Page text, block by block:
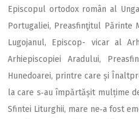
Episcopul ortodox român al
Portugaliei, Preasfinţitul Părinte
Lugojanul, Episcop- vicar al
Arhiepiscopiei Aradului,
Hunedoarei, printre care și
la care s‑au împărtășit mulțime
Sfintei Liturghii, mare ne‑a fost